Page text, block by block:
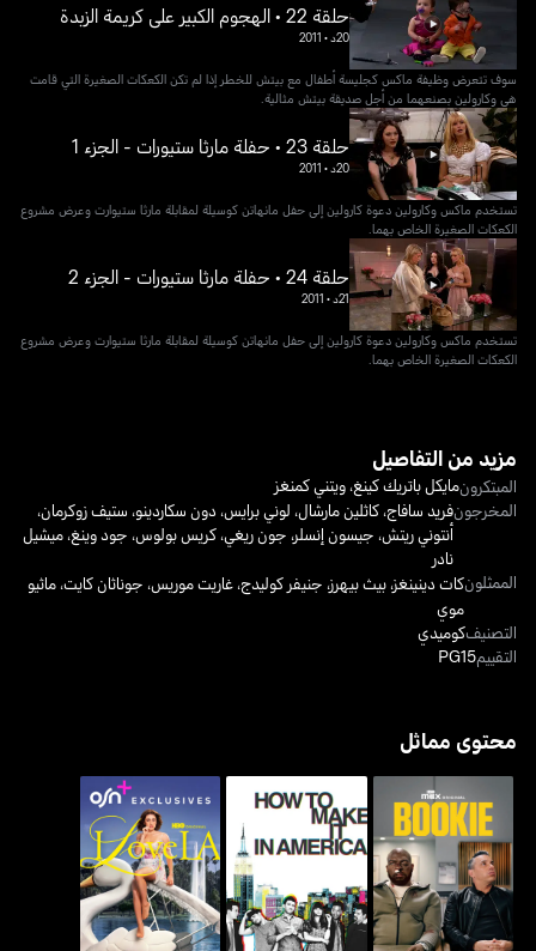
حلقة 22 • الهجوم الكبير على كريمة الزبدة
20د •
2011
سوف تتعرض وظيفة ماكس كجليسة أطفال مع بيتش للخطر إذا لم تكن الكعكات الصغيرة التي قامت
هي وكارولين بصنعهما من أجل صديقة بيتش مثالية.
حلقة 23 • حفلة مارثا ستيورات - الجزء 1
20د •
2011
تستخدم ماكس وكارولين دعوة كارولين إلى حفل مانهاتن كوسيلة لمقابلة مارثا ستيوارت وعرض مشروع
الكعكات الصغيرة الخاص بهما.
حلقة 24 • حفلة مارثا ستيورات - الجزء 2
21د •
2011
تستخدم ماكس وكارولين دعوة كارولين إلى حفل مانهاتن كوسيلة لمقابلة مارثا ستيوارت وعرض مشروع
الكعكات الصغيرة الخاص بهما.
مزيد من التفاصيل
المبتكرونمايكل باتريك كينغ،ويتني كمنغز
المخرجونفريد سافاج،كاثلين مارشال، لوني برايس، دون سكاردينو، ستيف زوكرمان،
أنتوني ريتش، جيسون إنسلر، جون ريغي،كريس بولوس، جود وينغ،ميشيل
نادر
الممثلونكات دينينغز،بيث بيهرز، جنيفر كوليدج،غاريت موريس، جوناثان كايت،ماثيو
موي
التصنيفكوميدي
التقييمPG15
محتوى مماثل
بوكي هاو تو ميك إت إن أميريكا آي لوف إل إيه